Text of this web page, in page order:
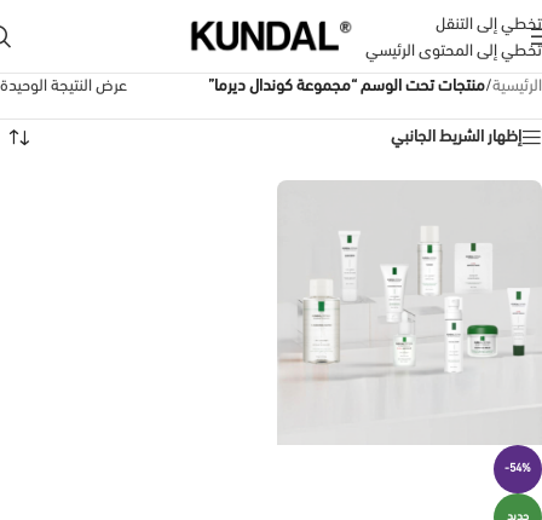
تخطي إلى التنقل
تخطي إلى المحتوى الرئيسي
الرئيسية/منتجات تحت الوسم “مجموعة كوندال ديرما” عرض النتيجة الوحيدة
إظهار الشريط الجانبي
-54%
جديد